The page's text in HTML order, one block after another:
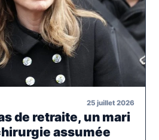
25 juillet 2026
de retraite, un mari
assumée